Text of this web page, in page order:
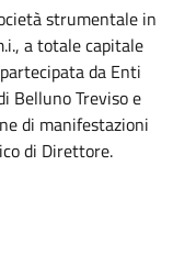
strumentale in
a totale capitale
da Enti
Belluno Treviso e
di manifestazioni
di Direttore.